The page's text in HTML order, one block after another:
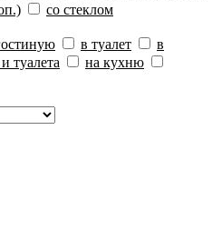
со стеклом
в туалет
в
туалета
на кухню